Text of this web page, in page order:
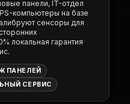
панели, IT-отдел
компьютеры на базе
сенсоры для
локальная гарантия
ПАНЕЛЕЙ
СЕРВИС